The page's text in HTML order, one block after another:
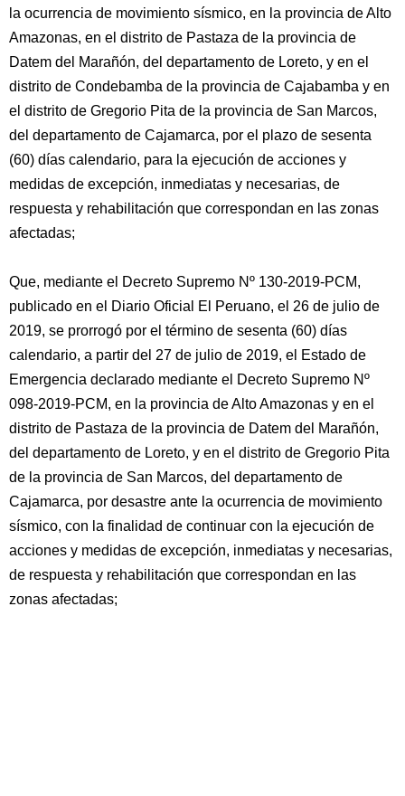
la ocurrencia de movimiento sísmico, en la provincia de Alto
Amazonas, en el distrito de Pastaza de la provincia de
Datem del Marañón, del departamento de Loreto, y en el
distrito de Condebamba de la provincia de Cajabamba y en
el distrito de Gregorio Pita de la provincia de San Marcos,
del departamento de Cajamarca, por el plazo de sesenta
(60) días calendario, para la ejecución de acciones y
medidas de excepción, inmediatas y necesarias, de
respuesta y rehabilitación que correspondan en las zonas
afectadas;
Que, mediante el Decreto Supremo Nº 130-2019-PCM,
publicado en el Diario Oficial El Peruano, el 26 de julio de
2019, se prorrogó por el término de sesenta (60) días
calendario, a partir del 27 de julio de 2019, el Estado de
Emergencia declarado mediante el Decreto Supremo Nº
098-2019-PCM, en la provincia de Alto Amazonas y en el
distrito de Pastaza de la provincia de Datem del Marañón,
del departamento de Loreto, y en el distrito de Gregorio Pita
de la provincia de San Marcos, del departamento de
Cajamarca, por desastre ante la ocurrencia de movimiento
sísmico, con la finalidad de continuar con la ejecución de
acciones y medidas de excepción, inmediatas y necesarias,
de respuesta y rehabilitación que correspondan en las
zonas afectadas;